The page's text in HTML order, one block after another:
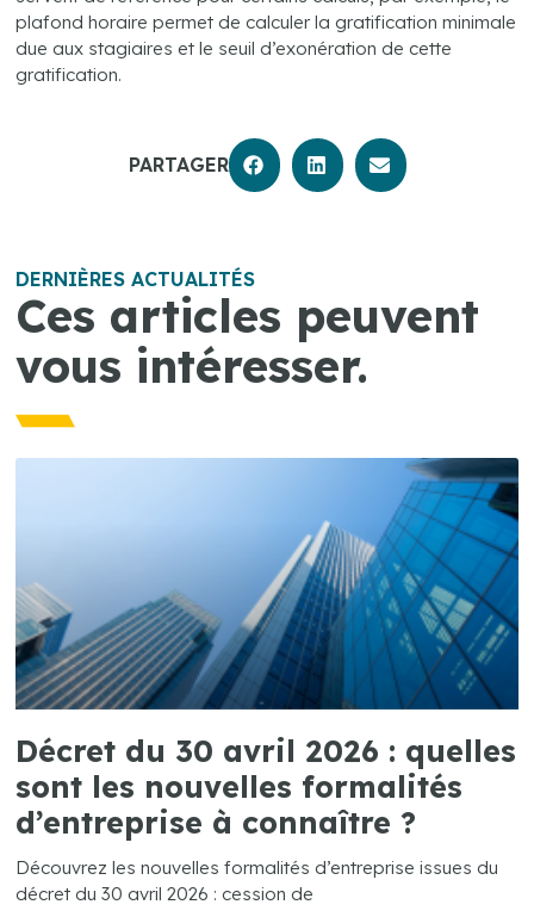
plafond horaire permet de calculer la gratification minimale
due aux stagiaires et le seuil d’exonération de cette
gratification.
PARTAGER
DERNIÈRES ACTUALITÉS
Ces articles peuvent
vous intéresser.
Décret du 30 avril 2026 : quelles
sont les nouvelles formalités
d’entreprise à connaître ?
Découvrez les nouvelles formalités d’entreprise issues du
décret du 30 avril 2026 : cession de